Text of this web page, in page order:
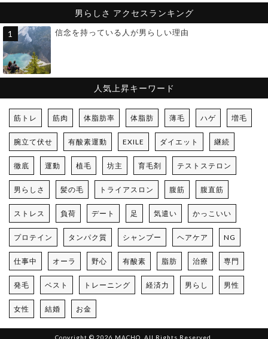
男らしさ アクセスランキング
信念を持っている人が男らしい理由
人気上昇キーワード
筋トレ 筋肉 体脂肪率 体脂肪 薄毛 ハゲ 増毛
腕立て伏せ 有酸素運動 EXILE ダイエット 継続
徹底 運動 植毛 坊主 育毛剤 テストステロン
男らしさ 髪の毛 トライアスロン 腹筋 腹直筋
ストレス 負荷 デート 足 気遣い かっこいい
プロテイン タンパク質 シャンプー ヘアケア NG
仕事中 オーラ 野心 有酸素 脂肪 治療 専門
発毛 ベスト トレーニング 経済力 男らし 男性
女性 結婚 お金
Copyright © 2026 MACHO. All Rights Reserved.